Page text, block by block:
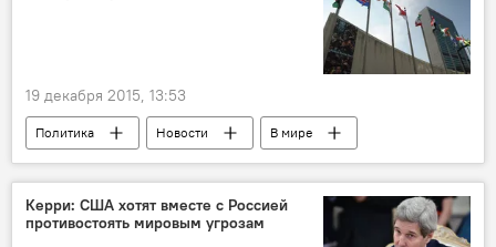
19 декабря 2015, 13:53
Политика Новости
В мире
Россия
Сирия
урегулирование конфликта в Сирии
успех
переговоры
Керри: США хотят вместе с Россией
противостоять мировым угрозам